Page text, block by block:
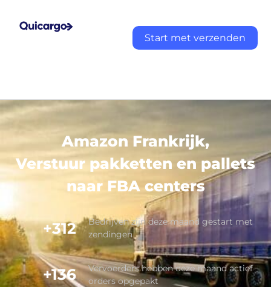
Start met verzenden
Amazon Frankrijk,
Verstuur pakketten en pallets
naar FBA centers
+312
Bedrijven zijn deze maand gestart met
zendingen
+136
Vervoerders hebben deze maand actief
orders opgepakt